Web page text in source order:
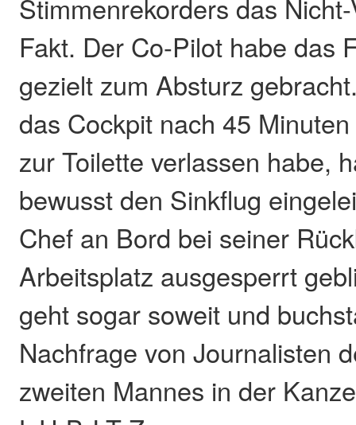
Stimmenrekorders das
Fakt. Der Co-Pilot habe das
gezielt zum Absturz
das Cockpit nach 45
zur Toilette verlassen habe,
bewusst den Sinkflug
Chef an Bord bei seiner
Arbeitsplatz ausgesperrt
geht sogar soweit und
Nachfrage von Journalisten
zweiten Mannes in der